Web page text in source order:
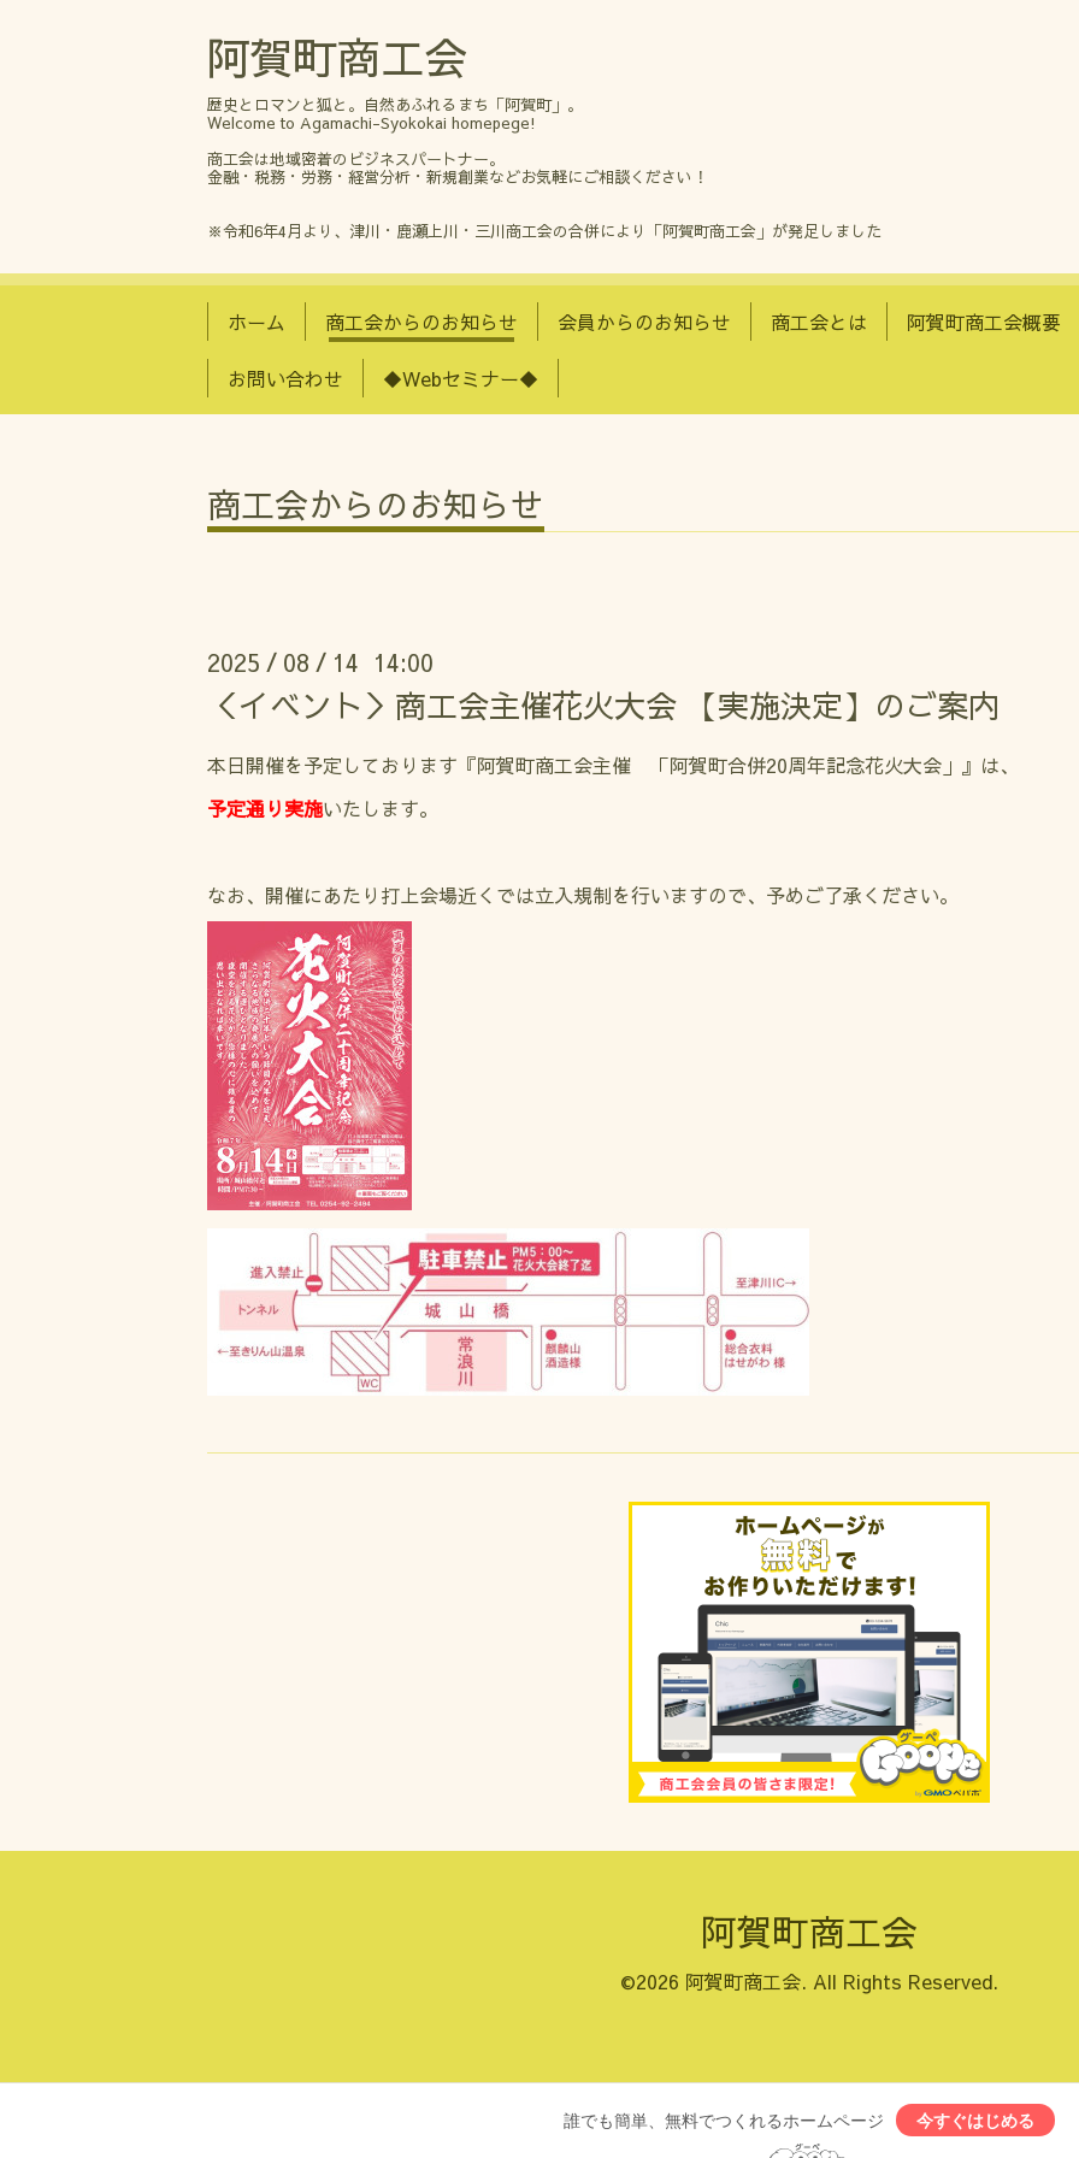
阿賀町商工会
歴史とロマンと狐と。自然あふれるまち「阿賀町」。
Welcome to Agamachi-Syokokai homepege!
商工会は地域密着のビジネスパートナー。
金融・税務・労務・経営分析・新規創業などお気軽にご相談ください！
※令和6年4月より、津川・鹿瀬上川・三川商工会の合併により「阿賀町商工会」が発足しました
ホーム 商工会からのお知らせ 会員からのお知らせ 商工会とは 阿賀町商工会概要
お問い合わせ ◆Webセミナー◆
商工会からのお知らせ
2025 / 08 / 14 14:00
＜イベント＞商工会主催花火大会 【実施決定】のご案内
本日開催を予定しております『阿賀町商工会主催 「阿賀町合併20周年記念花火大会」』は、
予定通り実施いたします。
なお、開催にあたり打上会場近くでは立入規制を行いますので、予めご了承ください。
阿賀町商工会
©2026 阿賀町商工会. All Rights Reserved.
誰でも簡単、無料でつくれるホームページ 今すぐはじめる